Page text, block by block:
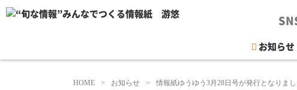
お知らせ
HOME お知らせ 情報紙ゆうゆう3月28日号が発行となりま